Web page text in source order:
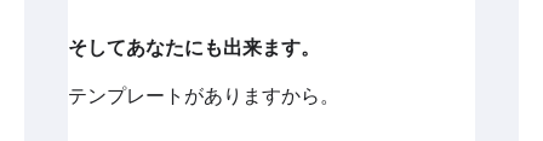
そしてあなたにも出来ます。
テンプレートがありますから。